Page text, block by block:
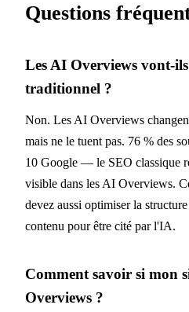
Questions
Les AI Overviews vont-
traditionnel ?
Non. Les AI Overviews
mais ne le tuent pas. 76 % des
10 Google — le SEO classique
visible dans les AI Overviews.
devez aussi optimiser la
contenu pour être cité par l'IA.
Comment savoir si mon
Overviews ?